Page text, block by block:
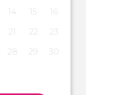
14 15
16
21 22
23
28 29
30